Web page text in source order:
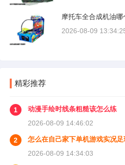
摩托车全合成机油哪
2026-08-09
精彩推荐
1
动漫手绘时线条粗糙该怎么练
2026-08-09 14:46:02
2
怎么在自己家下单机游戏实况足
2026-08-09 14:34:03